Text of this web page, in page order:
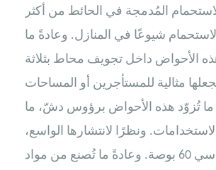
المُدمجة في الحائط من أكثر
شيوعًا في المنازل. وعادةً ما
الأحواض داخل تجويف محاط بثلاثة
مثالية للمستأجرين أو المساحات
ما تُزوّد ​​هذه الأحواض برؤوس دشّ، ما
ونظرًا لانتشارها الواسع،
يبلغ طولها القياسي 60 بوصة. وعادةً ما تُصنع من مواد